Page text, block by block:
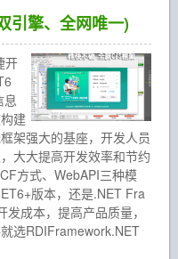
引擎、全网唯一)
开
息
建
架强大的基座，开发人员
大大提高开发效率和节约
方式、WebAPI三种模
版本，还是.NET Fra
成本，提高产品质量，
选RDIFramework.NET